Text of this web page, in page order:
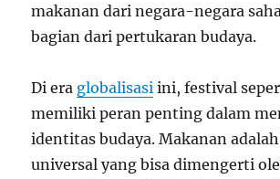
makanan dari negara-negara
bagian dari pertukaran budaya.
Di era globalisasi ini, festival
memiliki peran penting dalam
identitas budaya. Makanan adalah
universal yang bisa dimengerti